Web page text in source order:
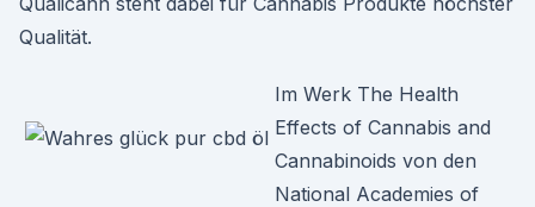
Qualität.
Im Werk The Health
Effects of Cannabis and
Cannabinoids von den
National Academies of